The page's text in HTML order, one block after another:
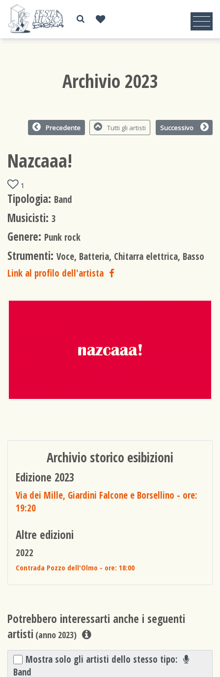
Archivio 2023
Precedente Tutti gli artisti Successivo
Nazcaaa!
1
Tipologia: Band
Musicisti: 3
Genere: Punk rock
Strumenti: Voce, Batteria, Chitarra elettrica, Basso
Link al profilo dell'artista
Archivio storico esibizioni
Edizione 2023
Via dei Mille, Giardini Falcone e Borsellino - ore:
19:20
Altre edizioni
2022
Contrada Pozzo dell'Olmo - ore: 18:00
Potrebbero interessarti anche i seguenti
artisti (anno 2023)
Mostra solo gli artisti dello stesso tipo:
Band